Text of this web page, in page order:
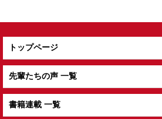
トップページ
先輩たちの声 一覧
書籍連載 一覧